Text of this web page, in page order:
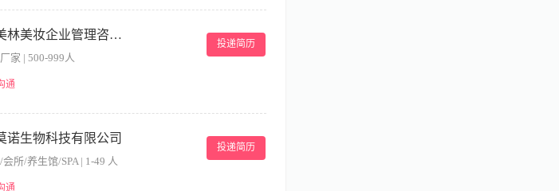
高技能，增加流量。有一定工作经验，双休，
合肥美林美妆企业管理咨询有限公司.
家 | 500-999人
投递简历
通
的运营维护及客户服务； 4、负责公司已有社群的整体运营策
户、合作者及其需求，塑造并展示公司、团队及服务价值，
时提出改进措施并实施； 任职资格： 1、不限学历，只看
事物快、有良好的沟通、实施能力及团队合作精神、能够承
诺生物科技有限公司
所/养生馆/SPA | 1-49 人
投递简历
通